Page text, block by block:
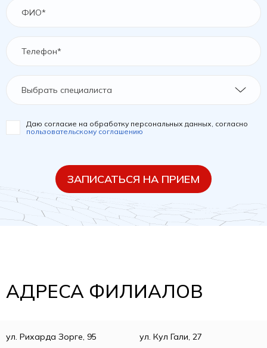
Выбрать специалиста
Даю согласие на обработку персональных данных, согласно
пользовательскому соглашению
ЗАПИСАТЬСЯ НА ПРИЕМ
АДРЕСА ФИЛИАЛОВ
ул. Рихарда Зорге, 95
ул. Кул Гали, 27